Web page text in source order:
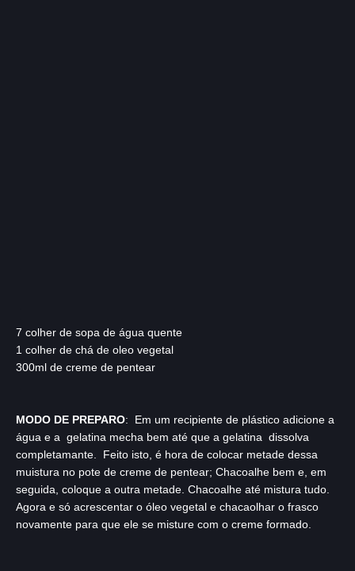
7 colher de sopa de água quente
1 colher de chá de oleo vegetal
300ml de creme de pentear
MODO DE PREPARO: Em um recipiente de plástico adicione a
água e a gelatina mecha bem até que a gelatina dissolva
completamante. Feito isto, é hora de colocar metade dessa
muistura no pote de creme de pentear; Chacoalhe bem e, em
seguida, coloque a outra metade. Chacoalhe até mistura tudo.
Agora e só acrescentar o óleo vegetal e chacaolhar o frasco
novamente para que ele se misture com o creme formado.